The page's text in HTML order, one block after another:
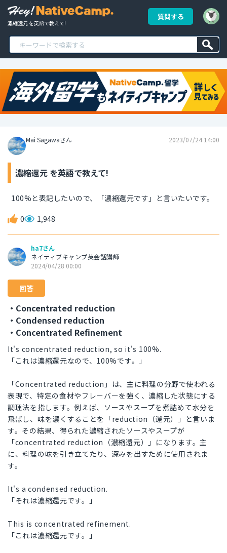
濃縮還元 を英語で教えて!
質問する
Mai Sagawaさん 2023/07/24 14:00
濃縮還元 を英語で教えて!
100%と表記したいので、「濃縮還元です」と言いたいです。
0 1,948
ha7さん
ネイティブキャンプ英会話講師
2024/04/28 00:00
回答
・Concentrated reduction
・Condensed reduction
・Concentrated Refinement
It's concentrated reduction, so it's 100%.
「これは濃縮還元なので、100%です。」
「Concentrated reduction」は、主に料理の分野で使われる
表現で、特定の食材やフレーバーを強く、濃縮した状態にする
調理法を指します。例えば、ソースやスープを煮詰めて水分を
飛ばし、味を濃くすることを「reduction（還元）」と言いま
す。その結果、得られた濃縮されたソースやスープが
「concentrated reduction（濃縮還元）」になります。主
に、料理の味を引き立てたり、深みを出すために使用されま
す。
It's a condensed reduction.
「それは濃縮還元です。」
This is concentrated refinement.
「これは濃縮還元です。」